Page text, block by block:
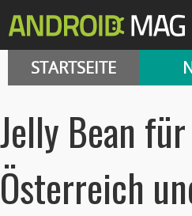
STARTSEITE
Jelly Bean
Österreich